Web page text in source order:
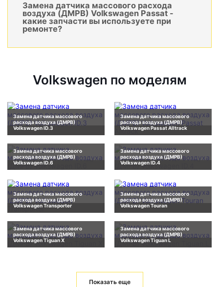
Замена датчика массового расхода
воздуха (ДМРВ) Volkswagen Passat -
какие запчасти вы используете при
ремонте?
Volkswagen по моделям
Замена датчика массового
расхода воздуха (ДМРВ)
Volkswagen ID.3
Замена датчика массового
расхода воздуха (ДМРВ)
Volkswagen Passat Alltrack
Замена датчика массового
расхода воздуха (ДМРВ)
Volkswagen ID.6
Замена датчика массового
расхода воздуха (ДМРВ)
Volkswagen ID.4
Замена датчика массового
расхода воздуха (ДМРВ)
Volkswagen Transporter
Замена датчика массового
расхода воздуха (ДМРВ)
Volkswagen Touran
Замена датчика массового
расхода воздуха (ДМРВ)
Volkswagen Tiguan X
Замена датчика массового
расхода воздуха (ДМРВ)
Volkswagen Tiguan L
Показать еще